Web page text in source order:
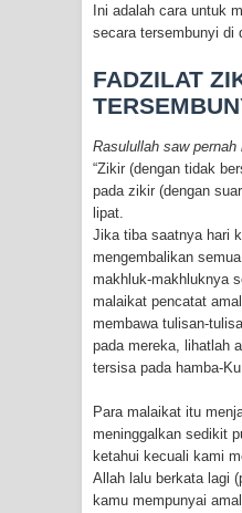
Ini adalah cara untuk
secara tersembunyi di
FADZILAT
Rasulullah saw pernah
“Zikir (dengan tidak
pada zikir (dengan
lipat.
Jika tiba saatnya hari
mengembalikan
makhluk-makhluknya
malaikat pencatat
membawa tulisan-
pada mereka, lihatlah
tersisa pada hamba-
Para malaikat itu
meninggalkan sedikit
ketahui kecuali kami
Allah lalu berkata lagi
kamu mempunyai